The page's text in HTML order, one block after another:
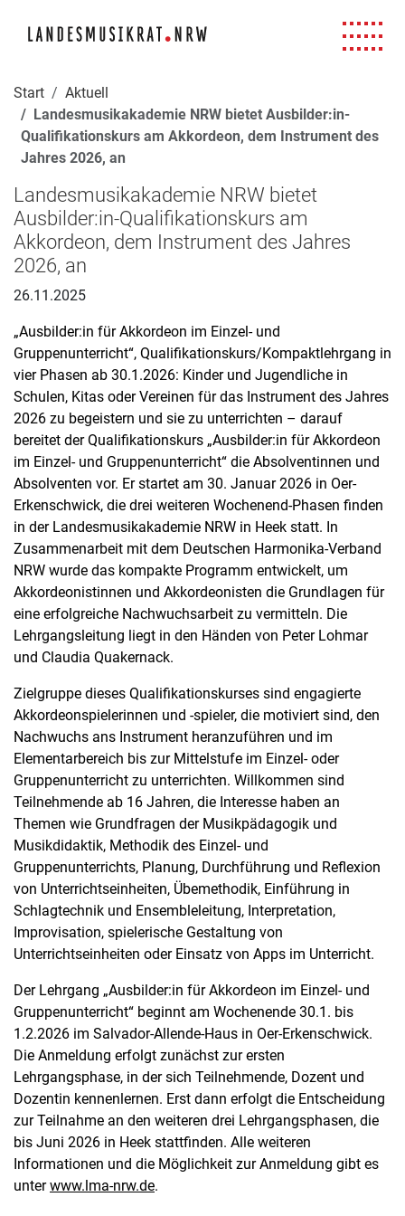
Start
Aktuell
Landesmusikakademie NRW bietet Ausbilder:in-
Qualifikationskurs am Akkordeon, dem Instrument des
Jahres 2026, an
Landesmusikakademie NRW bietet
Ausbilder:in-Qualifikationskurs am
Akkordeon, dem Instrument des Jahres
2026, an
26.11.2025
„Ausbilder:in für Akkordeon im Einzel- und
Gruppenunterricht“, Qualifikationskurs/Kompaktlehrgang in
vier Phasen ab 30.1.2026: Kinder und Jugendliche in
Schulen, Kitas oder Vereinen für das Instrument des Jahres
2026 zu begeistern und sie zu unterrichten – darauf
bereitet der Qualifikationskurs „Ausbilder:in für Akkordeon
im Einzel- und Gruppenunterricht“ die Absolventinnen und
Absolventen vor. Er startet am 30. Januar 2026 in Oer-
Erkenschwick, die drei weiteren Wochenend-Phasen finden
in der Landesmusikakademie NRW in Heek statt. In
Zusammenarbeit mit dem Deutschen Harmonika-Verband
NRW wurde das kompakte Programm entwickelt, um
Akkordeonistinnen und Akkordeonisten die Grundlagen für
eine erfolgreiche Nachwuchsarbeit zu vermitteln. Die
Lehrgangsleitung liegt in den Händen von Peter Lohmar
und Claudia Quakernack.
Zielgruppe dieses Qualifikationskurses sind engagierte
Akkordeonspielerinnen und -spieler, die motiviert sind, den
Nachwuchs ans Instrument heranzuführen und im
Elementarbereich bis zur Mittelstufe im Einzel- oder
Gruppenunterricht zu unterrichten. Willkommen sind
Teilnehmende ab 16 Jahren, die Interesse haben an
Themen wie Grundfragen der Musikpädagogik und
Musikdidaktik, Methodik des Einzel- und
Gruppenunterrichts, Planung, Durchführung und Reflexion
von Unterrichtseinheiten, Übemethodik, Einführung in
Schlagtechnik und Ensembleleitung, Interpretation,
Improvisation, spielerische Gestaltung von
Unterrichtseinheiten oder Einsatz von Apps im Unterricht.
Der Lehrgang „Ausbilder:in für Akkordeon im Einzel- und
Gruppenunterricht“ beginnt am Wochenende 30.1. bis
1.2.2026 im Salvador-Allende-Haus in Oer-Erkenschwick.
Die Anmeldung erfolgt zunächst zur ersten
Lehrgangsphase, in der sich Teilnehmende, Dozent und
Dozentin kennenlernen. Erst dann erfolgt die Entscheidung
zur Teilnahme an den weiteren drei Lehrgangsphasen, die
bis Juni 2026 in Heek stattfinden. Alle weiteren
Informationen und die Möglichkeit zur Anmeldung gibt es
unterwww.lma-nrw.de.